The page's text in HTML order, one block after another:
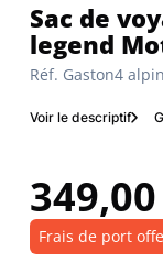
Réf. Gaston4
Sac de voyage en cuir noir Classic
legend
Voir le descriptif
Frais de port